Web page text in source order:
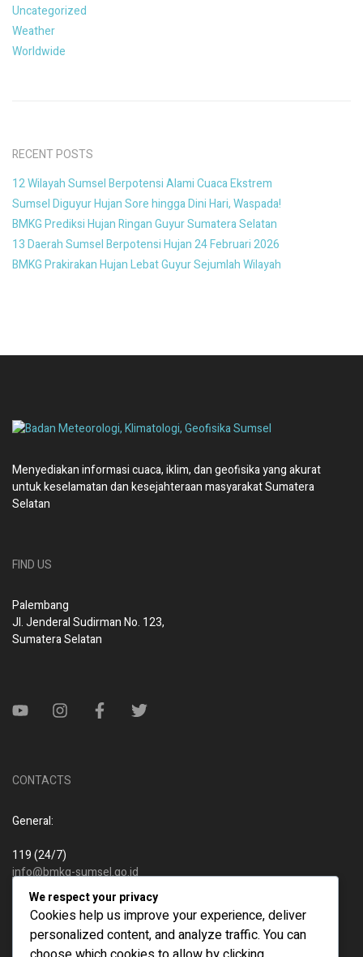
Uncategorized
Weather
Worldwide
RECENT POSTS
12 Wilayah Sumsel Berpotensi Alami Cuaca Ekstrem
Sumsel Diguyur Hujan Sore hingga Dini Hari, Waspada!
BMKG Prediksi Hujan Ringan Guyur Sumatera Selatan
13 Daerah Sumsel Berpotensi Hujan 24 Februari 2026
BMKG Prakirakan Hujan Lebat Guyur Sejumlah Wilayah
Menyediakan informasi cuaca, iklim, dan geofisika yang akurat
untuk keselamatan dan kesejahteraan masyarakat Sumatera
Selatan
FIND US
Palembang
Jl. Jenderal Sudirman No. 123,
Sumatera Selatan
CONTACTS
General:
119 (24/7)
info@bmkg-sumsel.go.id
New business:
119 (24/7)
We respect your privacy
Cookies help us improve your experience, deliver
personalized content, and analyze traffic. You can